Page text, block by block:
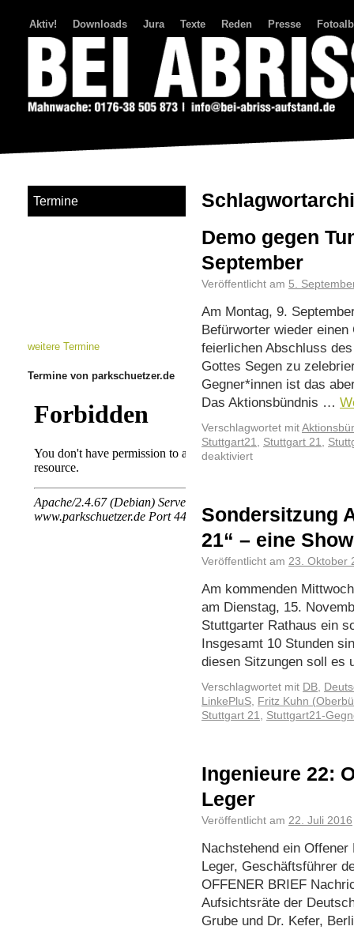
Aktiv! Downloads Jura Texte Reden Presse
Demo gegen
September
Veröffentlicht am 5.
Am Montag, 9.
Befürworter wieder
feierlichen Abschluss
Gottes Segen zu
Gegner*innen ist das
Das Aktionsbündnis …
Verschlagwortet mit
Stuttgart21, Stuttgart 21,
deaktiviert
Sondersitzung
21“ – eine
Veröffentlicht am 23. Oktober
Am kommenden
am Dienstag, 15.
Stuttgarter Rathaus ein
Insgesamt 10 Stunden
diesen Sitzungen soll
Verschlagwortet mit DB,
LinkePluS, Fritz Kuhn
Stuttgart 21, Stuttgart21-
Ingenieure 22:
Leger
Veröffentlicht am 22. Juli 2016
Nachstehend ein
Leger, Geschäftsführer
OFFENER BRIEF
Aufsichtsräte der
Grube und Dr. Kefer,
Termine
weitere Termine
Termine von parkschuetzer.de